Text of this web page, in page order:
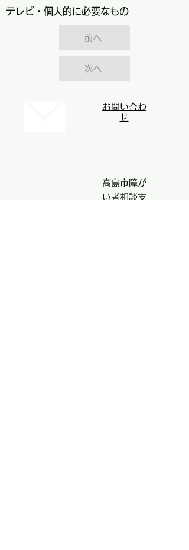
テレビ・個人的に必要なもの
前へ
次へ
お問い合わ
せ
高島市障が
い者相談支